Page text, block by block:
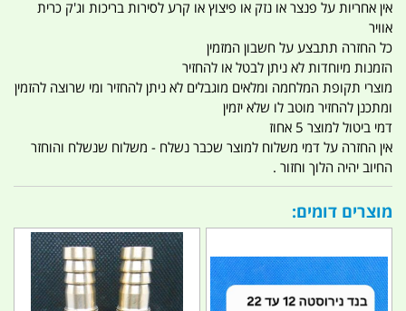
אין אחריות על פנצר או נזק או פיצוץ או קרע לסירות בריכות וג'ק כרית
אוויר
כל החזרה תתבצע על חשבון המזמין
הזמנות מיוחדות לא ניתן לבטל או להחזיר
מוצרי תקופת המלחמה ומלאים מוגבלים לא ניתן להחזיר ומי שרוצה להזמין
ומתכנן להחזיר מוטב לו שלא יזמין
דמי ביטול למוצר 5 אחוז
אין החזרה על דמי משלוח למוצר שכבר נשלח - משלוח שנשלח והוחזר
החיוב יהיה הלוך וחזור .
מוצרים דומים: